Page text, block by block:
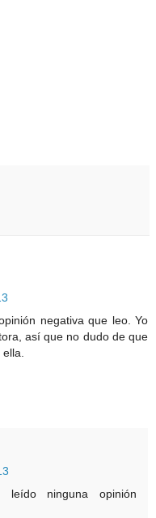
negativa que leo. Yo
así que no dudo de que
leído ninguna opinión